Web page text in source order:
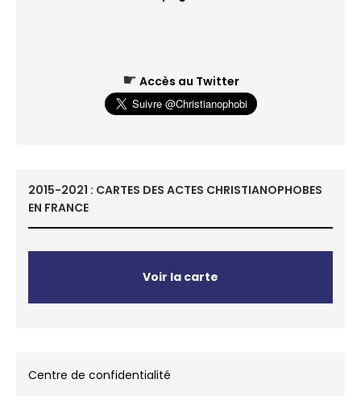
☛ Accès au Twitter
2015-2021 : CARTES DES ACTES CHRISTIANOPHOBES
EN FRANCE
Voir la carte
Centre de confidentialité